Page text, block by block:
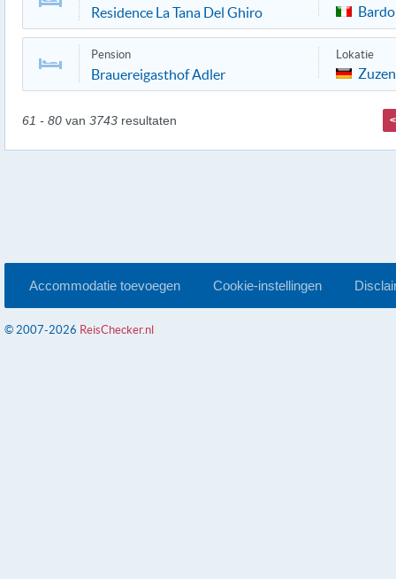
Residence La Tana Del Ghiro
Pension
Brauereigasthof Adler
Lokatie
61 - 80 van 3743 resultaten <
Accommodatie toevoegen Cookie-instellingen
© 2007-2026 ReisChecker.nl